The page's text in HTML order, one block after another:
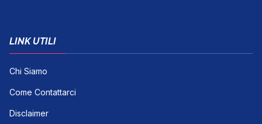
LINK UTILI
Chi Siamo
Come Contattarci
Disclaimer